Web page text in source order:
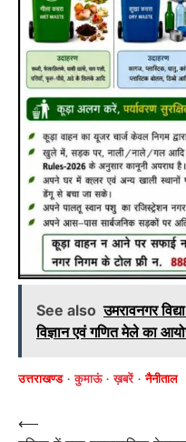
See also उमरावनगर
विज्ञान एवं गणित मेले का
उत्तराखण्ड कुमाऊं ख़बरें नैनीताल
Post
⟵